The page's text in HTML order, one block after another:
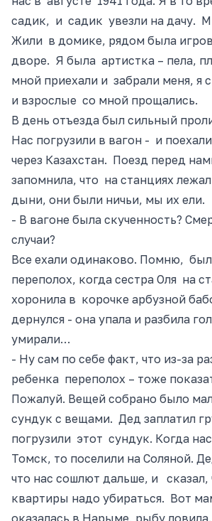
садик, и садик увезли на дачу.
Жили в домике, рядом была
дворе. Я была артистка – пела,
мной приехали и забрали меня, я
и взрослые со мной прощались.
В день отъезда был сильный
Нас погрузили в вагон - и
через Казахстан. Поезд перед
запомнила, что на станциях
дыни, они были ничьи, мы их ели.
- В вагоне была скученность?
случаи?
Все ехали одинаково. Помню,
переполох, когда сестра Оля на
хоронила в корочке арбузной
дернулся - она упала и разбила
умирали…
- Ну сам по себе факт, что из-за
ребенка переполох – тоже
Пожалуй. Вещей собрано было
сундук с вещами. Дед заплатил
погрузили этот сундук. Когда
Томск, то поселили на Соляной.
что нас сошлют дальше, и сказал,
квартиры надо убираться. Вот
оказалась в Нарыме, рыбу